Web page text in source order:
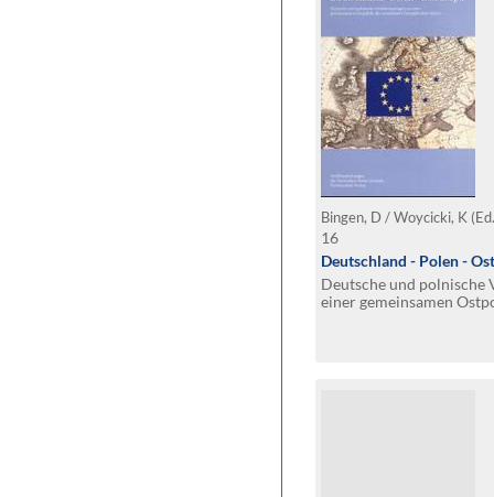
Bingen, D / Woycicki, K
16
Deutschland - Polen -
Deutsche und polnische
einer gemeinsamen